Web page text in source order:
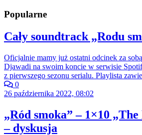
Popularne
Cały soundtrack „Rodu
Oficjalnie mamy już ostatni odcinek za
Djawadi na swoim koncie w serwisie
z pierwszego sezonu serialu. Playlista
0
26 października 2022, 08:02
„Ród smoka” – 1×10
– dyskusja